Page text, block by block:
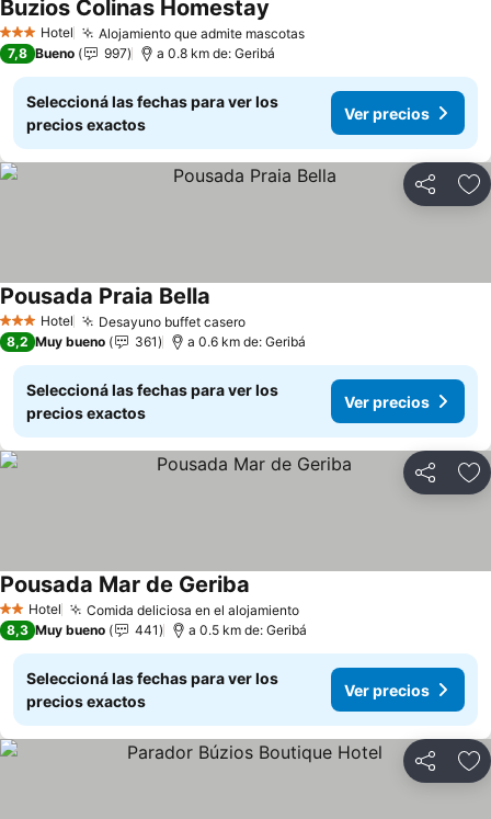
3 Estrellas
Hotel Alojamiento que admite mascotasVer precios
Buzios Colinas Homestay
7,8 Bueno 997 a 0.8 km de: Geribá
Seleccioná las fechas para ver los
precios exactos
Ver precios
Compartir
3 Estrellas
Hotel Desayuno buffet caseroVer precios
Pousada Praia Bella
8,2 Muy bueno 361 a 0.6 km de: Geribá
Seleccioná las fechas para ver los
precios exactos
Ver precios
Compartir
2 Estrellas
Hotel Comida deliciosa en el alojamientoVer precios
Pousada Mar de Geriba
8,3 Muy bueno 441 a 0.5 km de: Geribá
Seleccioná las fechas para ver los
precios exactos
Ver precios
Compartir